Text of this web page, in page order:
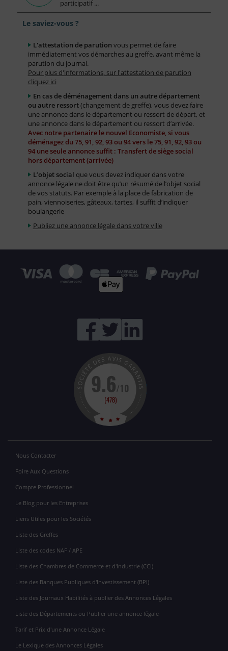
participatif ...
Le saviez-vous ?
L'attestation de parution vous permet de faire
immédiatement vos démarches au greffe, avant même la
parution du journal.
Pour plus d'informations, sur l'attestation de parution
cliquez ici
En cas de déménagement dans un autre département
ou autre ressort(changement de greffe), vous devez faire
une annonce dans le département ou ressort de départ, et
une annonce dans le département ou ressort d’arrivée.
Avec notre partenaire le nouvel Economiste, si vous
déménagez du 75, 91, 92, 93 ou 94 vers le 75, 91, 92, 93 ou
94 une seule annonce suffit : Transfert de siège social
hors département (arrivée)
L’objet social que vous devez indiquer dans votre
annonce légale ne doit être qu’un résumé de l’objet social
de vos statuts. Par exemple à la place de fabrication de
pain, viennoiseries, gâteaux, tartes, il suffit d’indiquer
boulangerie
Publiez une annonce légale dans votre ville
Nous Contacter
Foire Aux Questions
Compte Professionnel
Le Blog pour les Entreprises
Liens Utiles pour les Sociétés
Liste des Greffes
Liste des codes NAF / APE
Liste des Chambres de Commerce et d'Industrie (CCI)
Liste des Banques Publiques d'Investissement (BPI)
Liste des Journaux Habilités à publier des Annonces Légales
Liste des Départements ou Publier une annonce légale
Tarif et Prix d'une Annonce Légale
Le Lexique des Annonces Légales